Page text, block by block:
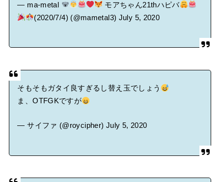
— ma-metal
モアちゃん21thハピバ
(2020/7/4) (@mametal3) July 5, 2020
そもそもガタイ良すぎるし替え玉でしょう
ま、OTFGKですが
— サイファ (@roycipher) July 5, 2020